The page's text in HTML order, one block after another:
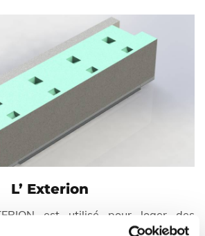
L’ Exterion
est utilisé pour loger des